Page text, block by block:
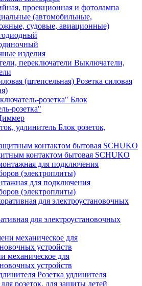
проекционная и фотолампа
(автомобильные,
судовые, авиационные)
изделия
Выключатели,
Розетка силовая
Блок
розетка"
Блок розеток,
контактом бытовая SCHUKO
для подключения
(электроплиты)
для электроустановочных
механическое для
устройств
Розетка удлинителя